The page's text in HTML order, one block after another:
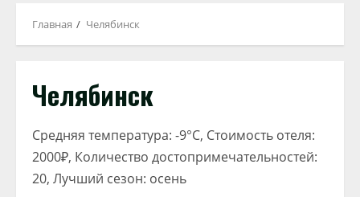
Главная Челябинск
Челябинск
Средняя температура: -9°C, Стоимость отеля:
2000₽, Количество достопримечательностей:
20, Лучший сезон: осень